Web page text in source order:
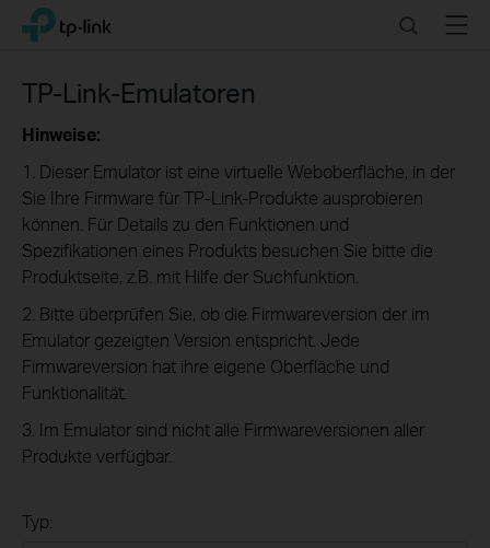
Click
the
navigation
TP-Link, Reliably Smart SearchMenu
TP-Link-Emulatoren
Hinweise:
1. Dieser Emulator ist eine virtuelle Weboberfläche, in der
Sie Ihre Firmware für TP-Link-Produkte ausprobieren
können. Für Details zu den Funktionen und
Spezifikationen eines Produkts besuchen Sie bitte die
Produktseite, z.B. mit Hilfe der Suchfunktion.
2. Bitte überprüfen Sie, ob die Firmwareversion der im
Emulator gezeigten Version entspricht. Jede
Firmwareversion hat ihre eigene Oberfläche und
Funktionalität.
3. Im Emulator sind nicht alle Firmwareversionen aller
Produkte verfügbar.
Typ: